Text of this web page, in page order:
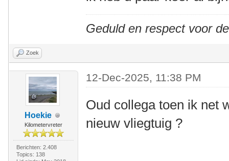
Geduld en respect voor
Zoek
Hoekie
Kilometervreter
Berichten: 2.408
Topics: 138
12-Dec-2025, 11:38 PM
Oud collega toen ik net
nieuw vliegtuig ?